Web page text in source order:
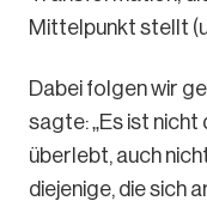
Mittelpunkt stellt
Dabei folgen wir
sagte: „Es ist
überlebt, auch
diejenige, die sich